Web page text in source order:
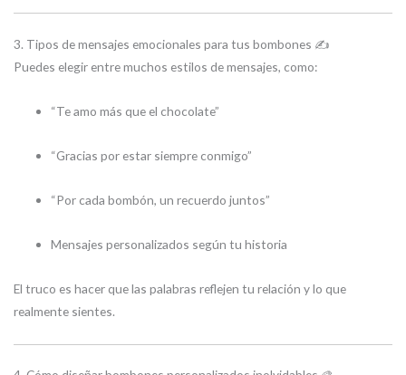
3. Tipos de mensajes emocionales para tus bombones ✍️
Puedes elegir entre muchos estilos de mensajes, como:
“Te amo más que el chocolate”
“Gracias por estar siempre conmigo”
“Por cada bombón, un recuerdo juntos”
Mensajes personalizados según tu historia
El truco es hacer que las palabras reflejen tu relación y lo que
realmente sientes.